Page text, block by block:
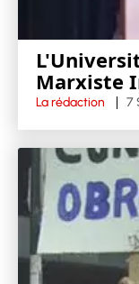
Marxiste
La rédaction 7